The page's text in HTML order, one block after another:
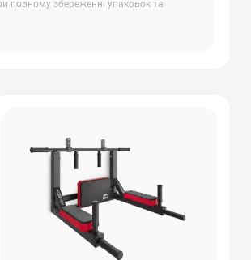
повному збереженні упаковок та